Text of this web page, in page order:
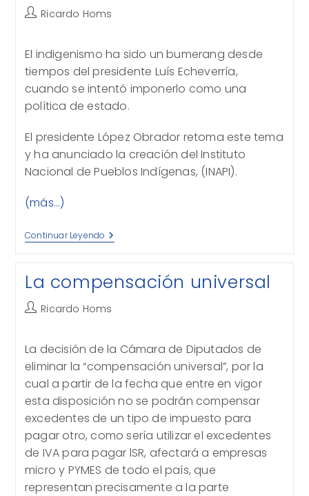
Autor
entrada:
Ricardo Homs
El indigenismo ha sido un bumerang desde
tiempos del presidente Luís Echeverría,
cuando se intentó imponerlo como una
política de estado.
El presidente López Obrador retoma este tema
y ha anunciado la creación del Instituto
Nacional de Pueblos Indígenas, (INAPI).
(más…)
Continuar Leyendo Indigenismo,
Segregación
La compensación universal
Autor
entrada:
Ricardo Homs
La decisión de la Cámara de Diputados de
eliminar la “compensación universal”, por la
cual a partir de la fecha que entre en vigor
esta disposición no se podrán compensar
excedentes de un tipo de impuesto para
pagar otro, como sería utilizar el excedentes
de IVA para pagar lSR, afectará a empresas
micro y PYMES de todo el país, que
representan precisamente a la parte